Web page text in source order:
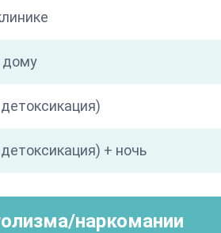
дому
+ ночь
наркомании